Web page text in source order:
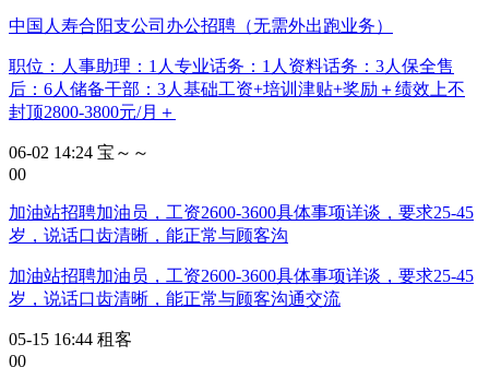
中国人寿合阳支公司办公招聘（无需外出跑业务）
职位：人事助理：1人专业话务：1人资料话务：3人保全售
后：6人储备干部：3人基础工资+培训津贴+奖励＋绩效上不
封顶2800-3800元/月＋
06-02 14:24 宝～～
00
加油站招聘加油员，工资2600-3600具体事项详谈，要求25-45
岁，说话口齿清晰，能正常与顾客沟
加油站招聘加油员，工资2600-3600具体事项详谈，要求25-45
岁，说话口齿清晰，能正常与顾客沟通交流
05-15 16:44 租客
00